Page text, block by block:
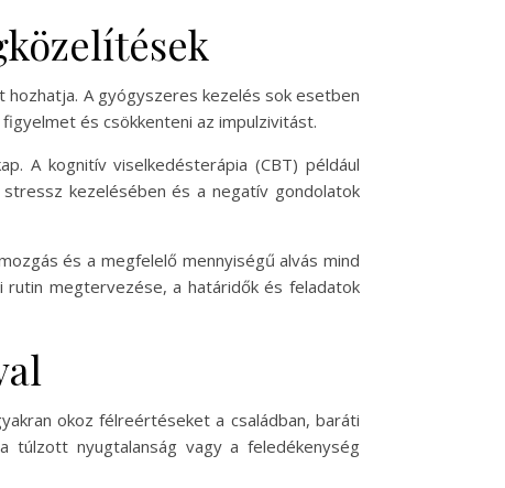
A gyógyszeres kezelés sok esetben
és csökkenteni az impulzivitást.
A kognitív viselkedésterápia (CBT) például
kezelésében és a negatív gondolatok
és a megfelelő mennyiségű alvás mind
rutin megtervezése, a határidők és feladatok
okoz félreértéseket a családban, baráti
túlzott nyugtalanság vagy a feledékenység